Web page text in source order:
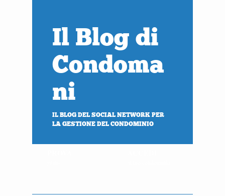
Il Blog di
Condoma
ni
IL BLOG DEL SOCIAL NETWORK PER
LA GESTIONE DEL CONDOMINIO